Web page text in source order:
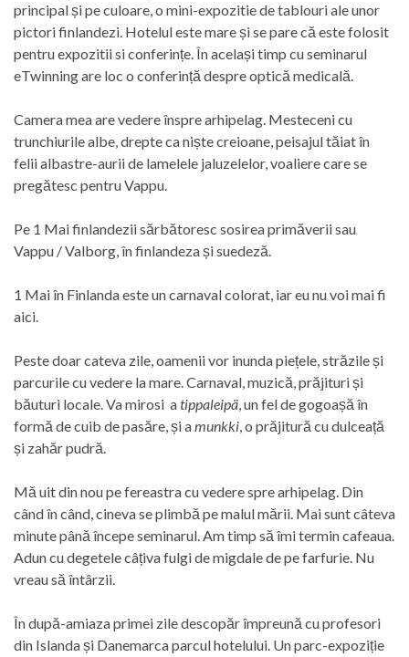
principal și pe culoare, o mini-expozitie de tablouri ale unor
pictori finlandezi. Hotelul este mare și se pare că este folosit
pentru expozitii si conferințe. În același timp cu seminarul
eTwinning are loc o conferință despre optică medicală.
Camera mea are vedere înspre arhipelag. Mesteceni cu
trunchiurile albe, drepte ca niște creioane, peisajul tăiat în
felii albastre-aurii de lamelele jaluzelelor, voaliere care se
pregătesc pentru Vappu.
Pe 1 Mai finlandezii sărbătoresc sosirea primăverii sau
Vappu / Valborg, în finlandeza și suedeză.
1 Mai în Finlanda este un carnaval colorat, iar eu nu voi mai fi
aici.
Peste doar cateva zile, oamenii vor inunda piețele, străzile și
parcurile cu vedere la mare. Carnaval, muzică, prăjituri și
băuturi locale. Va mirosi atippaleipä, un fel de gogoașă în
formă de cuib de pasăre, și amunkki, o prăjitură cu dulceață
și zahăr pudră.
Mă uit din nou pe fereastra cu vedere spre arhipelag. Din
când în când, cineva se plimbă pe malul mării. Mai sunt câteva
minute până începe seminarul. Am timp să îmi termin cafeaua.
Adun cu degetele câțiva fulgi de migdale de pe farfurie. Nu
vreau să întârzii.
În după-amiaza primei zile descopăr împreună cu profesori
din Islanda și Danemarca parcul hotelului. Un parc-expoziție